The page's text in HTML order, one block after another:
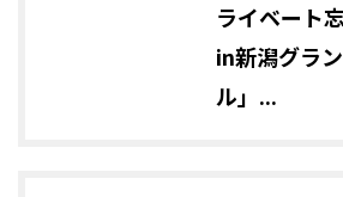
ライベート
in新潟グラ
ル」...